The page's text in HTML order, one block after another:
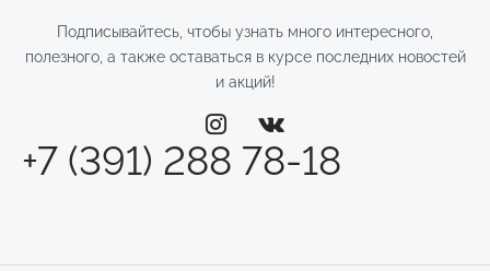
Подписывайтесь, чтобы узнать много интересного,
полезного, а также оставаться в курсе последних новостей
и акций!
+7 (391) 288 78-18